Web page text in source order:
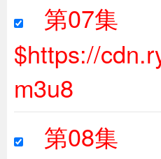
第07集
$https://
m3u8
第08集